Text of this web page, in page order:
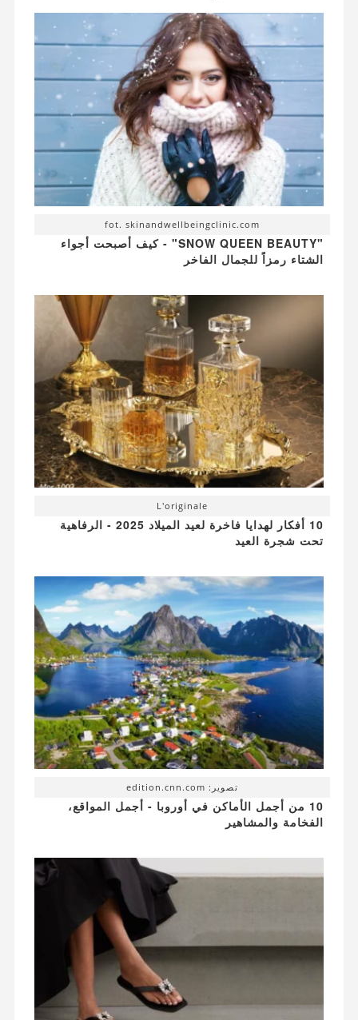
fot. skinandwellbeingclinic.com
"SNOW QUEEN BEAUTY" - كيف أصبحت أجواء
الشتاء رمزاً للجمال الفاخر
L'originale
10 أفكار لهدايا فاخرة لعيد الميلاد 2025 - الرفاهية
تحت شجرة العيد
تصوير: edition.cnn.com
10 من أجمل الأماكن في أوروبا - أجمل المواقع،
الفخامة والمشاهير